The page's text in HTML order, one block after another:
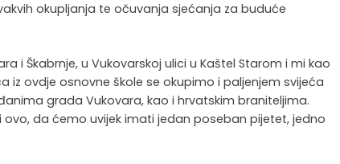
okupljanja te očuvanja sjećanja za buduće
i Škabrnje, u Vukovarskoj ulici u Kaštel Starom i mi kao
iz ovdje osnovne škole se okupimo i paljenjem svijeća
grada Vukovara, kao i hrvatskim braniteljima.
da ćemo uvijek imati jedan poseban pijetet, jedno